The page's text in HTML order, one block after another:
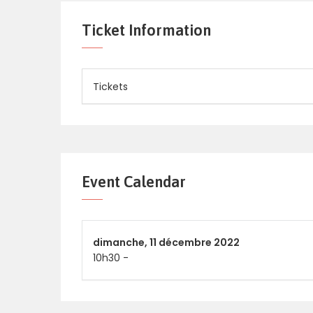
Ticket Information
Tickets
Event Calendar
dimanche, 11 décembre 2022
10h30 -